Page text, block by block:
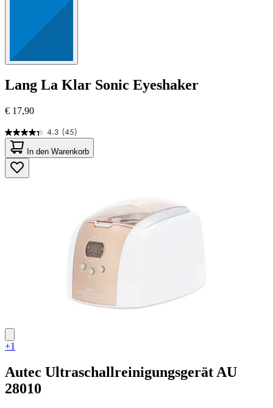
Lang La Klar Sonic Eyeshaker
€ 17,90
4.3 (45)
4.3
von
5
Sternen.
45
In den Warenkorb
+1
Autec Ultraschallreinigungsgerät AU
28010